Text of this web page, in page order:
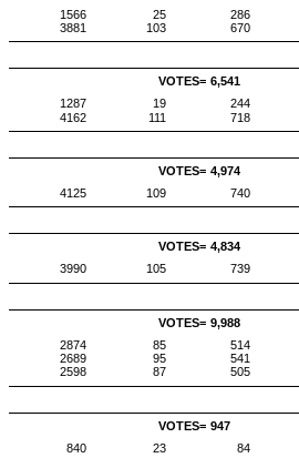
1566
25 286
3881
103 670
VOTES= 6,541
1287
19 244
4162
111 718
VOTES= 4,974
4125
109 740
VOTES= 4,834
3990
105 739
VOTES= 9,988
2874
85 514
2689
95 541
2598
87 505
VOTES= 947
840
23 84